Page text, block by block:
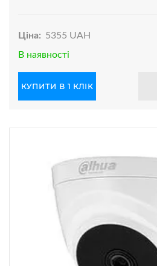
Ціна: 5355 UAH
В наявності
КУПИТИ В 1 КЛІК